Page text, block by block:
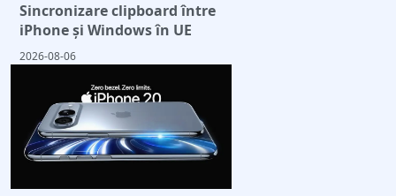
Sincronizare clipboard între
iPhone și Windows în UE
2026-08-06